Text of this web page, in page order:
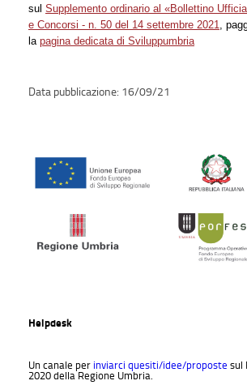
sul Supplemento ordinario al «Bollettino
e Concorsi - n. 50 del 14 settembre 2021
,
la pagina dedicata di Sviluppumbria
16/09/21
Helpdesk
Un canale per inviarci quesiti/idee/proposte sul
2020 della Regione Umbria.